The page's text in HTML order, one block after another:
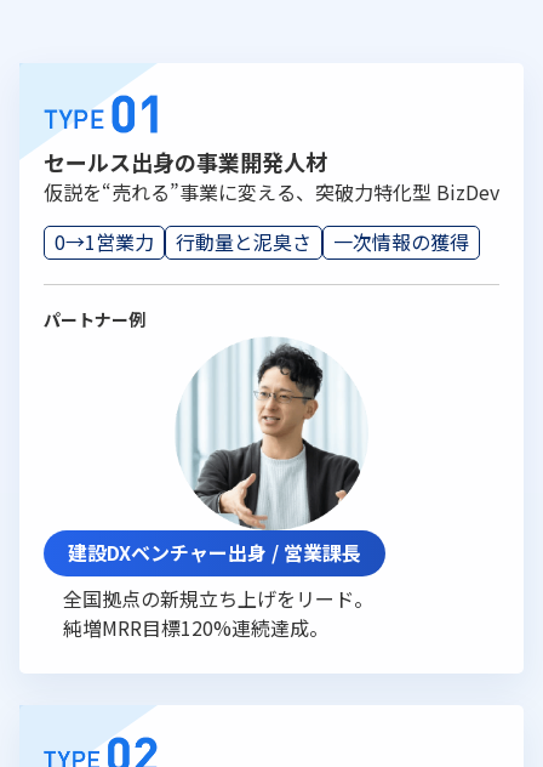
セールス出身の事業開発人材
仮説を“売れる”事業に変える、突破力特化型 BizDev
0→1営業力
行動量と泥臭さ 一次情報の獲得
パートナー例
建設DXベンチャー出身 / 営業課長
全国拠点の新規立ち上げをリード。
純増MRR目標120%連続達成。